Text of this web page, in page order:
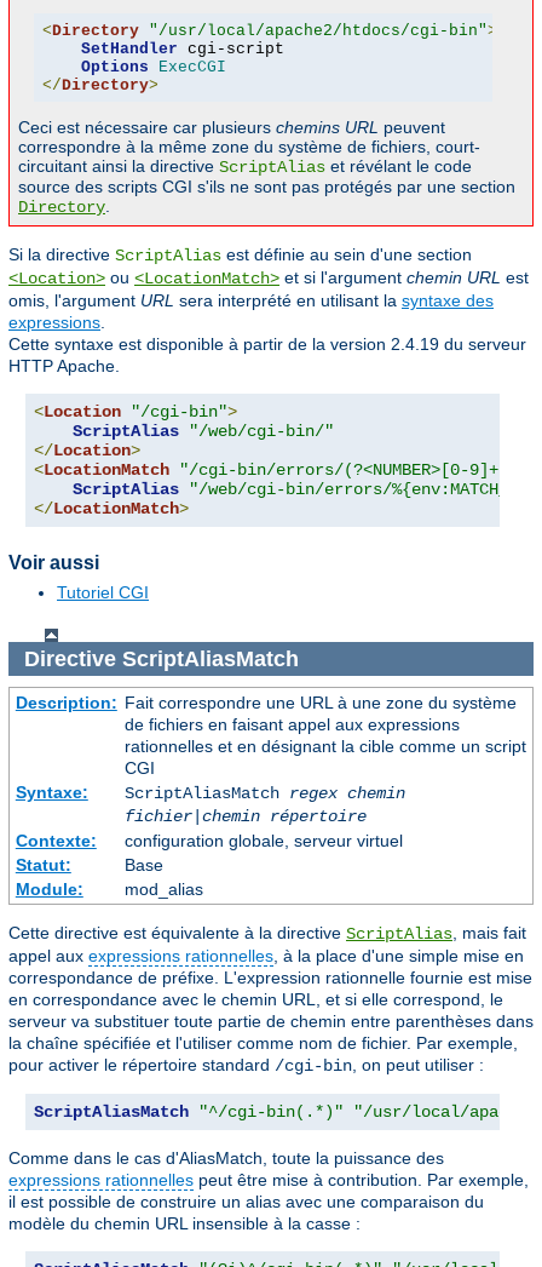
<Directory "/usr/local/apache2/htdocs/cgi-bin">
SetHandler cgi-script
Options
ExecCGI
</Directory>
Ceci est nécessaire car plusieurs chemins URL peuvent
correspondre à la même zone du système de fichiers, court-
circuitant ainsi la directive ScriptAlias et révélant le code
source des scripts CGI s'ils ne sont pas protégés par une section
Directory
Si la directive ScriptAlias est définie au sein d'une section
<Location> ou <LocationMatch> et si l'argument chemin URL est
omis, l'argument URL sera interprété en utilisant la syntaxe des
expressions
Cette syntaxe est disponible à partir de la version 2.4.19 du serveur
HTTP Apache.
<Location "/cgi-bin">
ScriptAlias
"/web/cgi-bin/"
</Location>
<LocationMatch "/cgi-bin/errors/(?<NUMBER>[0-9]+)"
ScriptAlias
"/web/cgi-bin/errors/
</LocationMatch>
Voir aussi
Tutoriel CGI
Directive ScriptAliasMatch
Description: Fait correspondre une URL à une zone du système
de fichiers en faisant appel aux expressions
rationnelles et en désignant la cible comme un script
CGI
Syntaxe:
ScriptAliasMatch regex chemin
fichier| chemin répertoire
Contexte:
configuration globale, serveur virtuel
Statut:
Base
Module:
mod_alias
Cette directive est équivalente à la directive ScriptAlias, mais fait
appel aux expressions rationnelles, à la place d'une simple mise en
correspondance de préfixe. L'expression rationnelle fournie est mise
en correspondance avec le chemin URL, et si elle correspond, le
serveur va substituer toute partie de chemin entre parenthèses dans
la chaîne spécifiée et l'utiliser comme nom de fichier. Par exemple,
pour activer le répertoire standard /cgi-bin, on peut utiliser :
ScriptAliasMatch "^/cgi-bin(.*)" "/usr/local/apache/
Comme dans le cas d'AliasMatch, toute la puissance des
expressions rationnelles peut être mise à contribution. Par exemple,
il est possible de construire un alias avec une comparaison du
modèle du chemin URL insensible à la casse :